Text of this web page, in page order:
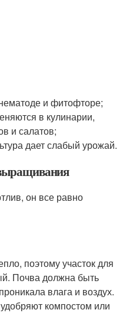
и фитофторе;
в кулинарии,
и салатов;
дает слабый урожай.
он все равно
поэтому участок для
Почва должна быть
влага и воздух.
компостом или